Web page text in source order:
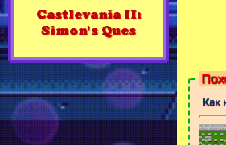
Castlevania II:
Simon's Ques
Как